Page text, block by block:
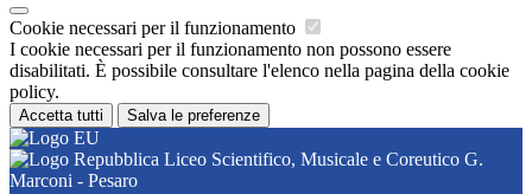
Cookie necessari per il funzionamento
I cookie necessari per il funzionamento non possono essere
disabilitati. È possibile consultare l'elenco nella pagina della cookie
policy.
Accetta tutti Salva le preferenze
Liceo Scientifico, Musicale e Coreutico G.
Marconi - Pesaro